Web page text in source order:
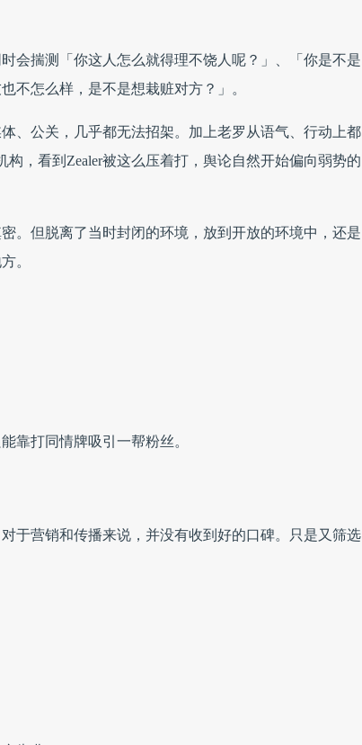
时会揣测「你这人怎么就得理不饶人呢？」、「你是不是
不怎么样，是不是想栽赃对方？」。
、公关，几乎都无法招架。 加上老罗从语气、行动上都
构，看到Zealer被这么压着打，舆论自然开始偏向弱势的
。但脱离了当时封闭的环境，放到开放的环境中，还是
。
靠打同情牌吸引一帮粉丝。
于营销和传播来说，并没有收到好的口碑。只是又筛选